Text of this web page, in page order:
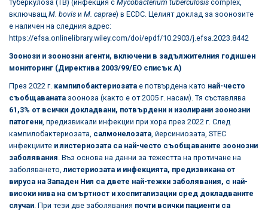
туберкулоза (TB) (инфекция с Mycobacterium tuberculosis complex,
включващ M. bovis и M. caprae) в ECDC. Целият доклад за зоонозите
е наличен на следния адрес:
https://efsa.onlinelibrary.wiley.com/doi/epdf/10.2903/j.efsa.2023.8442
Зоонози и зоонозни агенти, включени в задължителния годишен
мониторинг (Директива 2003/99/ЕО списък А)
През 2022 г. кампилобактериозата е потвърдена като най-често
съобщаваната зооноза (както е от 2005 г. насам). Тя съставлява
61,3% от всички докладвани, потвърдени и изолирани зоонозни
патогени , предизвикали инфекции при хора през 2022 г. След
кампилобактериозата, салмонелозата , йерсиниозата, STEC
инфекциите и листериозата са най-често съобщаваните зоонозни
заболявания . Въз основа на данни за тежестта на протичане на
заболяването,листериозата и инфекцията, предизвикана от
вируса на Западен Нил са двете най-тежки заболявания, с най-
високи нива на смъртност и хоспитализации сред докладваните
случаи . При тези две заболявания почти всички пациенти са